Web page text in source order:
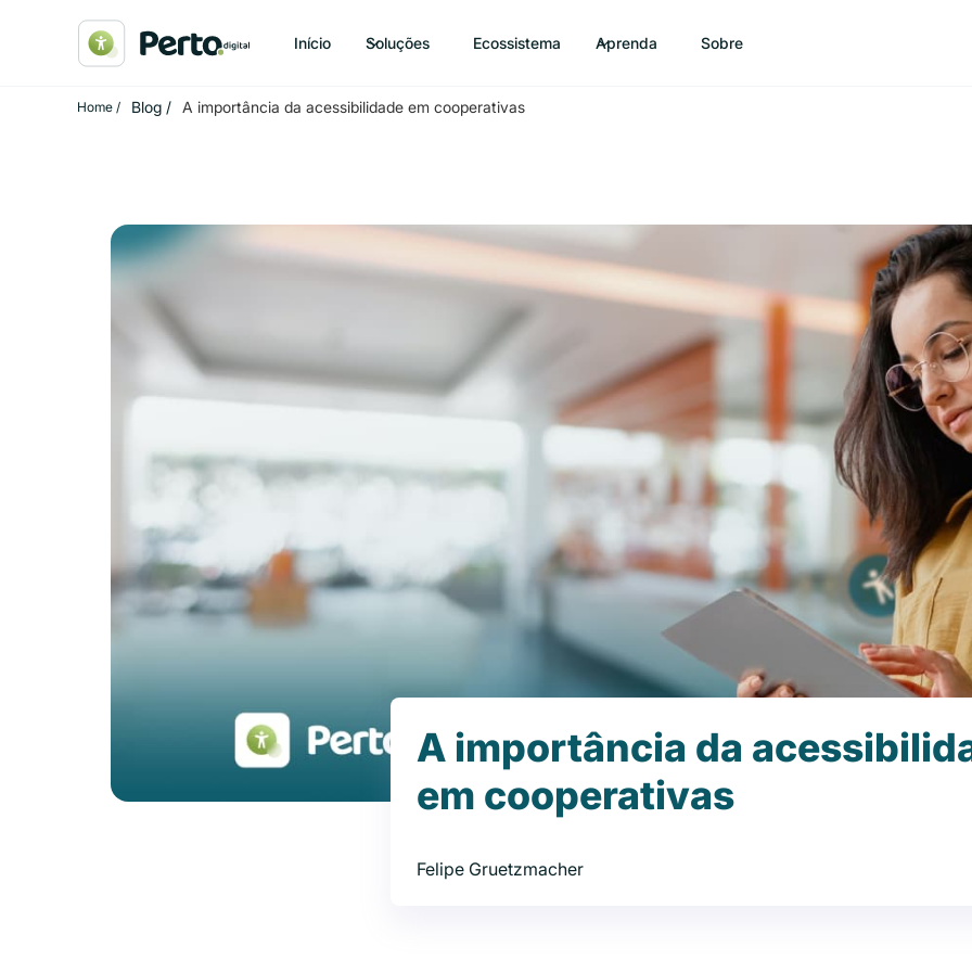
Início Soluções Ecossistema Aprenda Sobre
Home / Blog / A importância da acessibilidade em cooperativas
A importância da
em cooperativas
Felipe Gruetzmacher